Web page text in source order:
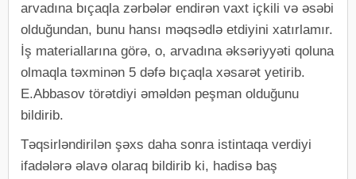
arvadına bıçaqla zərbələr endirən vaxt içkili və əsəbi
olduğundan, bunu hansı məqsədlə etdiyini xatırlamır.
İş materiallarına görə, o, arvadına əksəriyyəti qoluna
olmaqla təxminən 5 dəfə bıçaqla xəsarət yetirib.
E.Abbasov törətdiyi əməldən peşman olduğunu
bildirib.
Təqsirləndirilən şəxs daha sonra istintaqa verdiyi
ifadələrə əlavə olaraq bildirib ki, hadisə baş